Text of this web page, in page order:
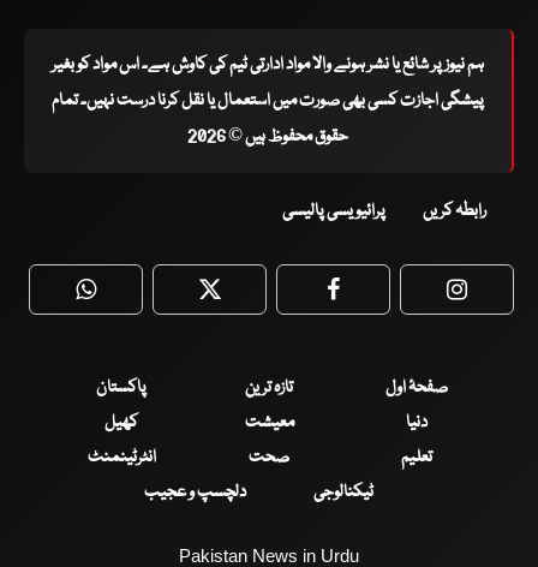
ہم نیوز پر شائع یا نشر ہونے والا مواد ادارتی ٹیم کی کاوش ہے۔ اس مواد کو بغیر
پیشگی اجازت کسی بھی صورت میں استعمال یا نقل کرنا درست نہیں۔ تمام
حقوق محفوظ ہیں © 2026
رابطہ کریں پرائیویسی پالیسی
WhatsApp Twitter Facebook
صفحۂ اول تازہ ترین
پاکستان
دنیا
معیشت
کھیل
تعلیم
صحت
انٹرٹینمنٹ
ٹیکنالوجی
دلچسپ و عجیب
Pakistan News in Urdu